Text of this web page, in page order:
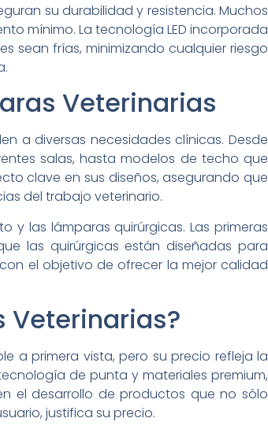
su durabilidad y resistencia. Muchos
mínimo. La tecnología LED incorporada
sean frías, minimizando cualquier riesgo
Veterinarias
a diversas necesidades clínicas. Desde
salas, hasta modelos de techo que
clave en sus diseños, asegurando que
del trabajo veterinario.
y las lámparas quirúrgicas. Las primeras
las quirúrgicas están diseñadas para
el objetivo de ofrecer la mejor calidad
Veterinarias?
a primera vista, pero su precio refleja la
de punta y materiales premium,
el desarrollo de productos que no sólo
justifica su precio.